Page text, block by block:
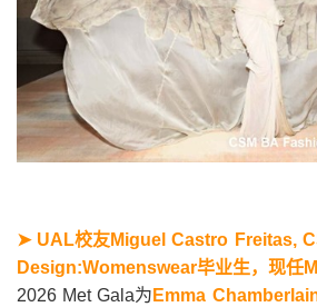
➤ UAL校友Miguel Castro Freitas,
Design:Womenswear毕业生，现任
2026 Met Gala为 Emma